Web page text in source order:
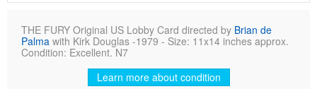
THE FURY Original US Lobby Card directed by Brian de
Palma with Kirk Douglas -1979 - Size: 11x14 inches approx.
Condition: Excellent. N7
Learn more about condition